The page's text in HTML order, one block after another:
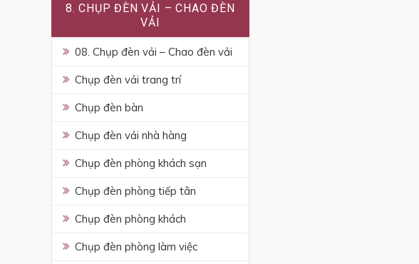
8. CHỤP ĐÈN VẢI – CHAO ĐÈN
VẢI
08. Chụp đèn vải – Chao đèn vải
Chụp đèn vải trang trí
Chụp đèn bàn
Chụp đèn vải nhà hàng
Chụp đèn phòng khách sạn
Chụp đèn phòng tiếp tân
Chụp đèn phòng khách
Chụp đèn phòng làm việc